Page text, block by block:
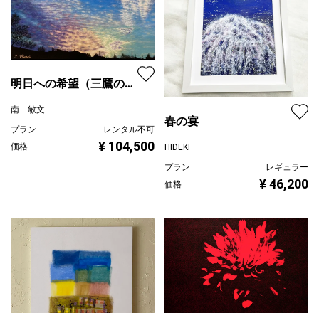
明日への希望（三鷹の夕
南 敏文
プラン
レンタル不可
価格
¥ 104,500
春の宴
HIDEKI
プラン
レギュラー
価格
¥ 46,200